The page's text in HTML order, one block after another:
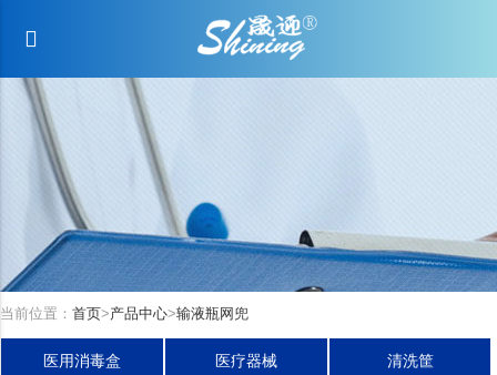
当前位置： 首页>产品中心>输液瓶网兜
医用消毒盒 医疗器械 清洗筐